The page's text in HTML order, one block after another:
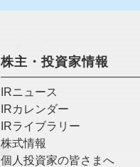
株主・投資家情報
IRニュース
IRカレンダー
IRライブラリー
株式情報
個人投資家の皆さまへ